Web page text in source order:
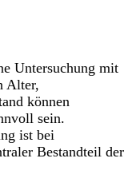
Untersuchung mit
Alter,
können
sein.
ist bei
Bestandteil der